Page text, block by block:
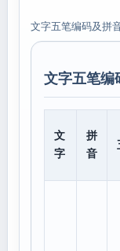
文字五笔编码及拼
文字五笔编
文
字
拼
音